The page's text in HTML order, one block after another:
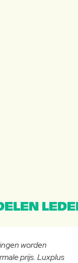
worden
prijs. Luxplus